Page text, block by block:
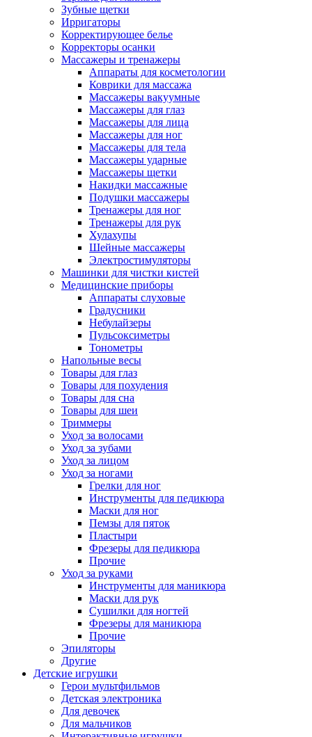
Зубные щетки
Ирригаторы
Корректирующее белье
Корректоры осанки
Массажеры и тренажеры
Аппараты для косметологии
Коврики для массажа
Массажеры вакуумные
Массажеры для глаз
Массажеры для лица
Массажеры для ног
Массажеры для тела
Массажеры ударные
Массажеры щетки
Накидки массажные
Подушки массажеры
Тренажеры для ног
Тренажеры для рук
Хулахупы
Шейные массажеры
Электростимуляторы
Машинки для чистки кистей
Медицинские приборы
Аппараты слуховые
Градусники
Небулайзеры
Пульсоксиметры
Тонометры
Напольные весы
Товары для глаз
Товары для похудения
Товары для сна
Товары для шеи
Триммеры
Уход за волосами
Уход за зубами
Уход за лицом
Уход за ногами
Грелки для ног
Инструменты для педикюра
Маски для ног
Пемзы для пяток
Пластыри
Фрезеры для педикюра
Прочие
Уход за руками
Инструменты для маникюра
Маски для рук
Сушилки для ногтей
Фрезеры для маникюра
Прочие
Эпиляторы
Другие
Детские игрушки
Герои мультфильмов
Детская электроника
Для девочек
Для мальчиков